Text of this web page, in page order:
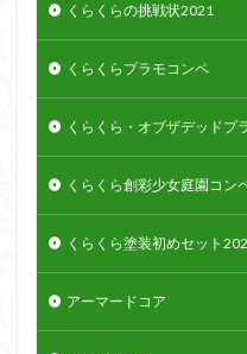
くらくらの挑戦状2021
くらくらプラモコンペ
くらくら・オブザデッドプ
くらくら創彩少女庭園コン
くらくら塗装初めセット
アーマードコア